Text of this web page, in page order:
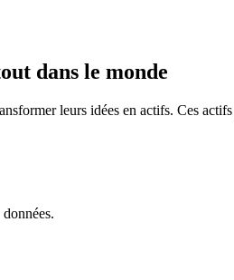
dans le monde
leurs idées en actifs. Ces